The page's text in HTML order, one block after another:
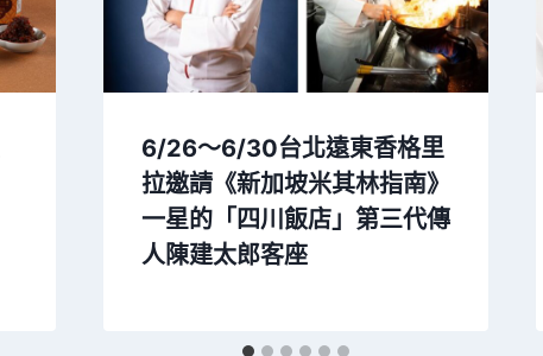
6/26～6/30台北遠東香格里
拉邀請《新加坡米其林指南》
一星的「四川飯店」第三代傳
人陳建太郎客座